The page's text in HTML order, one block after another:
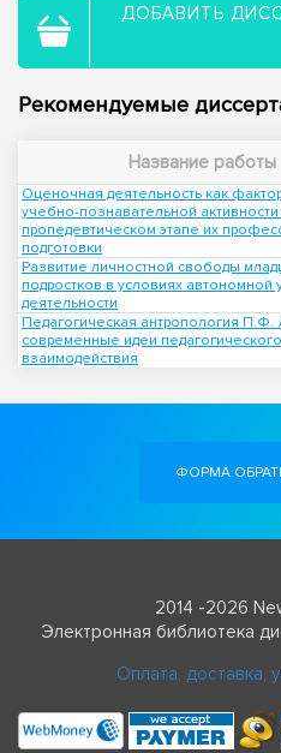
ДОБАВИТЬ
Рекомендуемые
Название работы
Оценочная деятельность как
учебно-познавательной активности
пропедевтическом этапе их
подготовки
Развитие личностной свободы
подростков в условиях автономной
деятельности
Педагогическая антропология П.Ф.
современные идеи педагогического
взаимодействия
ФОРМА
2014 -2026
Электронная библиотека
Оплата, доставка,